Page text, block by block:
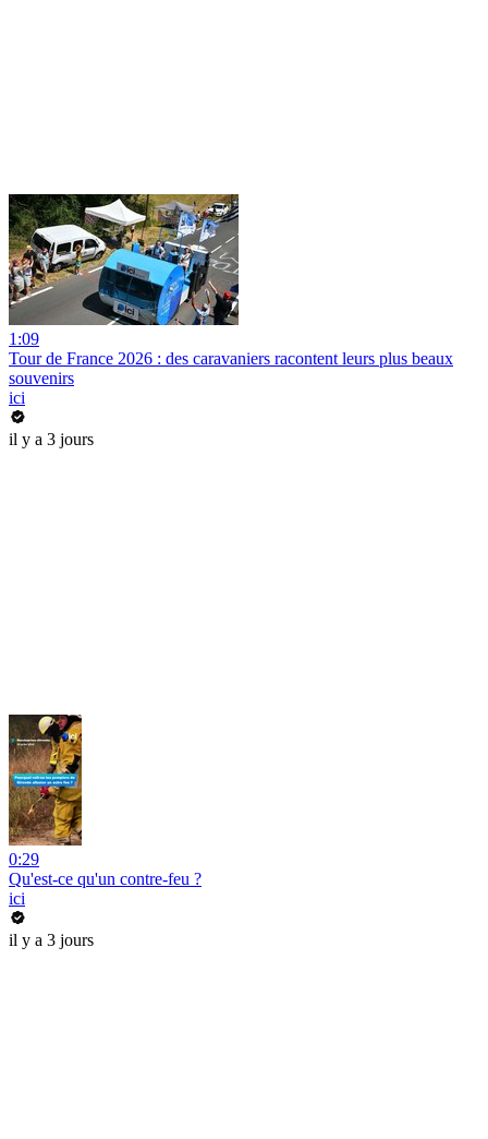
1:09
Tour de France 2026 : des caravaniers racontent leurs plus beaux
souvenirs
ici
il y a 3 jours
0:29
Qu'est-ce qu'un contre-feu ?
ici
il y a 3 jours